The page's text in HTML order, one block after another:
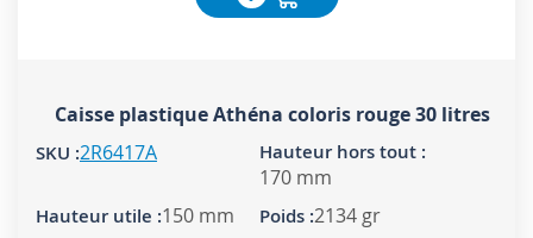
Caisse plastique Athéna coloris rouge 30 litres
2R6417A
170 mm
150 mm
2134 gr